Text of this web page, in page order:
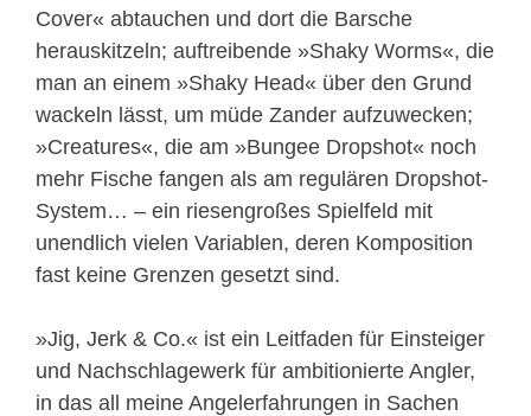
Cover« abtauchen und dort die Barsche
herauskitzeln; auftreibende »Shaky Worms«, die
man an einem »Shaky Head« über den Grund
wackeln lässt, um müde Zander aufzuwecken;
»Creatures«, die am »Bungee Dropshot« noch
mehr Fische fangen als am regulären Dropshot-
System… – ein riesengroßes Spielfeld mit
unendlich vielen Variablen, deren Komposition
fast keine Grenzen gesetzt sind.
»Jig, Jerk & Co.« ist ein Leitfaden für Einsteiger
und Nachschlagewerk für ambitionierte Angler,
in das all meine Angelerfahrungen in Sachen